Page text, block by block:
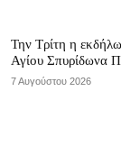
Την Τρίτη η
Αγίου Σπυρίδωνα
7 Αυγούστου 2026